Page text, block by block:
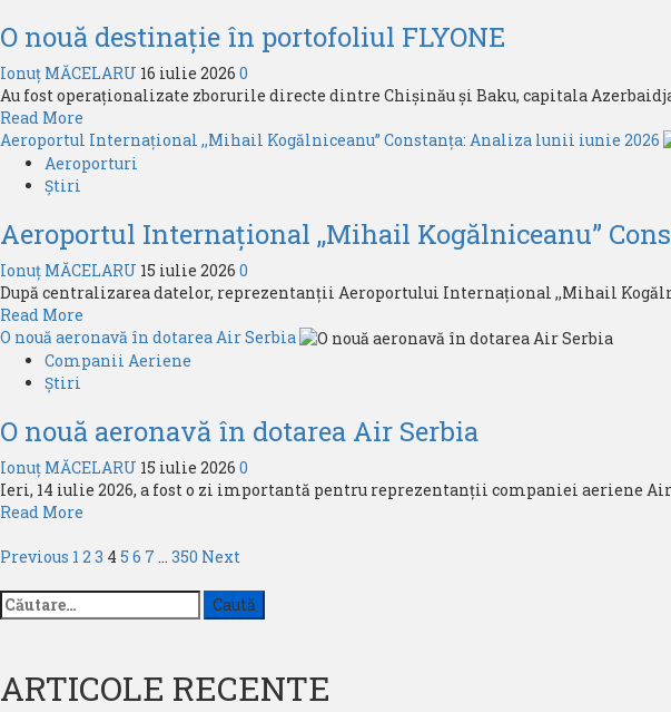
bilete
de
la
DAN
O nouă destinație în portofoliul FLYONE
Ionuț MĂCELARU 16 iulie 2026 0
Au fost operaționalizate zborurile directe dintre Chișinău și Baku, capitala
Read More
more
about
destinație
în
portofoliul
FLYONE
Aeroportul Internațional ,,Mihail Kogălniceanu” Constanța: Analiza lunii iunie 2026
Aeroporturi
Știri
Aeroportul Internațional ,,Mihail Kogălniceanu”
Ionuț MĂCELARU 15 iulie 2026 0
După centralizarea datelor, reprezentanții Aeroportului Internațional ,,Mihail
Read More
more
about
,,Mihail
Kogălniceanu”
Constanța:
Analiza
2026
O nouă aeronavă în dotarea Air Serbia
Companii Aeriene
Știri
O nouă aeronavă în dotarea Air Serbia
Ionuț MĂCELARU 15 iulie 2026 0
Ieri, 14 iulie 2026, a fost o zi importantă pentru reprezentanții companiei aeriene Air
Read More
about
aeronavă
Air
Paginație
articole
Previous 1 2 3 4 5 6 7 … 350 Next
Caută
după:
ARTICOLE RECENTE